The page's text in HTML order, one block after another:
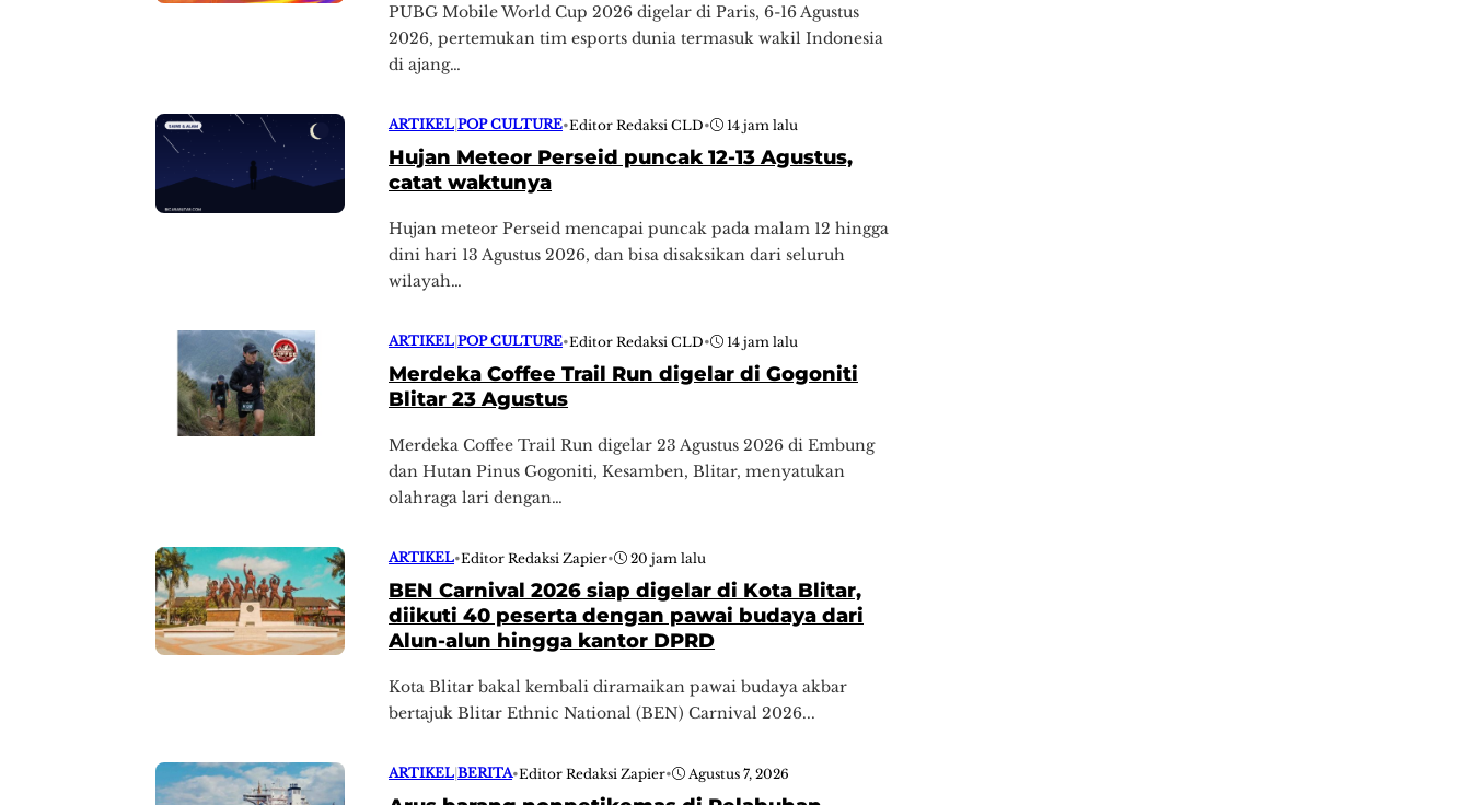
PUBG Mobile World Cup 2026 digelar di Paris, 6-16 Agustus
2026, pertemukan tim esports dunia termasuk wakil Indonesia
di ajang…
ARTIKEL |POP CULTURE•Editor Redaksi CLD• 14 jam lalu
Hujan Meteor Perseid puncak 12-13 Agustus,
catat waktunya
Hujan meteor Perseid mencapai puncak pada malam 12 hingga
dini hari 13 Agustus 2026, dan bisa disaksikan dari seluruh
wilayah…
ARTIKEL |POP CULTURE•Editor Redaksi CLD• 14 jam lalu
Merdeka Coffee Trail Run digelar di Gogoniti
Blitar 23 Agustus
Merdeka Coffee Trail Run digelar 23 Agustus 2026 di Embung
dan Hutan Pinus Gogoniti, Kesamben, Blitar, menyatukan
olahraga lari dengan…
ARTIKEL•Editor Redaksi Zapier• 20 jam lalu
BEN Carnival 2026 siap digelar di Kota Blitar,
diikuti 40 peserta dengan pawai budaya dari
Alun-alun hingga kantor DPRD
Kota Blitar bakal kembali diramaikan pawai budaya akbar
bertajuk Blitar Ethnic National (BEN) Carnival 2026...
ARTIKEL |BERITA•Editor Redaksi Zapier• Agustus 7, 2026